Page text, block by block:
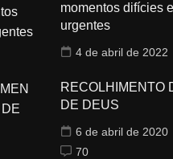
momentos difícies e
urgentes
4 de abril de 2022
RECOLHIMENTO
DE DEUS
6 de abril de 2020
70